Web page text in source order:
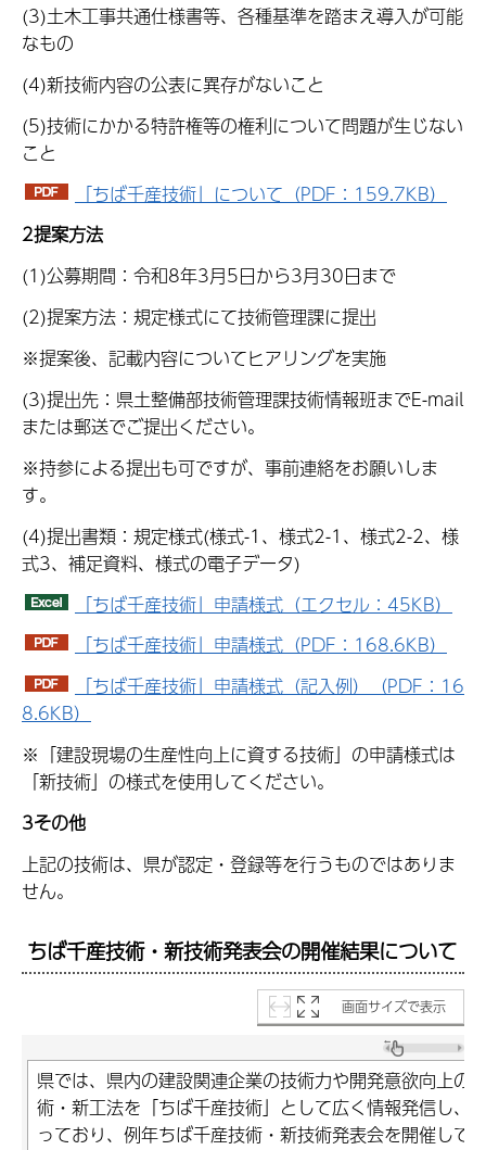
(3)土木工事共通仕様書等、各種基準を踏まえ導入が可能
なもの
(4)新技術内容の公表に異存がないこと
(5)技術にかかる特許権等の権利について問題が生じない
こと
「ちば千産技術」について（PDF：159.7KB）
2提案方法
(1)公募期間：令和8年3月5日から3月30日まで
(2)提案方法：規定様式にて技術管理課に提出
※提案後、記載内容についてヒアリングを実施
(3)提出先：県土整備部技術管理課技術情報班までE-mail
または郵送でご提出ください。
※持参による提出も可ですが、事前連絡をお願いしま
す。
(4)提出書類：規定様式(様式-1、様式2-1、様式2-2、様
式3、補足資料、様式の電子データ)
「ちば千産技術」申請様式（エクセル：45KB）
「ちば千産技術」申請様式（PDF：168.6KB）
「ちば千産技術」申請様式（記入例）（PDF：16
8.6KB）
※「建設現場の生産性向上に資する技術」の申請様式は
「新技術」の様式を使用してください。
3その他
上記の技術は、県が認定・登録等を行うものではありま
せん。
ちば千産技術・新技術発表会の開催結果について
画面サイズで表示
県では、県内の建設関連企業の技術力や開発意欲向上の
術・新工法を「ちば千産技術」として広く情報発信し、
っており、例年ちば千産技術・新技術発表会を開催して